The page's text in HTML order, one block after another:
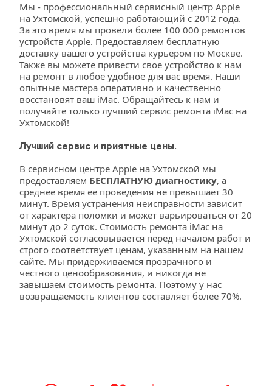
Мы - профессиональный сервисный центр Apple
на Ухтомской, успешно работающий с 2012 года.
За это время мы провели более 100 000 ремонтов
устройств Apple. Предоставляем бесплатную
доставку вашего устройства курьером по Москве.
Также вы можете привести свое устройство к нам
на ремонт в любое удобное для вас время. Наши
опытные мастера оперативно и качественно
восстановят ваш iMac. Обращайтесь к нам и
получайте только лучший сервис ремонта iMac на
Ухтомской!
Лучший сервис и приятные цены.
В сервисном центре Apple на Ухтомской мы
предоставляем БЕСПЛАТНУЮ диагностику, а
среднее время ее проведения не превышает 30
минут. Время устранения неисправности зависит
от характера поломки и может варьироваться от 20
минут до 2 суток. Стоимость ремонта iMac на
Ухтомской согласовывается перед началом работ и
строго соответствует ценам, указанным на нашем
сайте. Мы придерживаемся прозрачного и
честного ценообразования, и никогда не
завышаем стоимость ремонта. Поэтому у нас
возвращаемость клиентов составляет более 70%.